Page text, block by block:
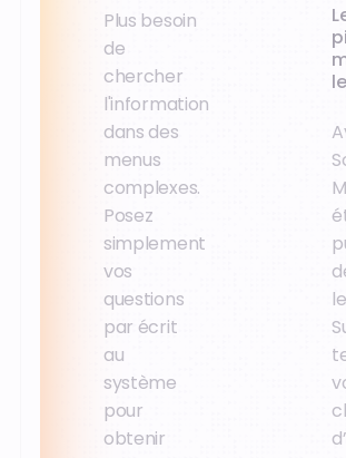
Plus besoin
de
chercher
l'information
dans des
menus
complexes.
Posez
simplement
vos
questions
par écrit
au
système
pour
obtenir